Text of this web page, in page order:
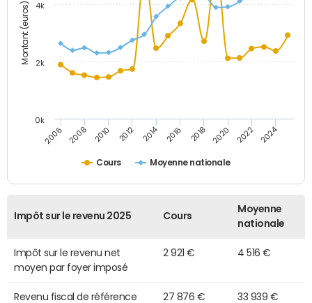
Montant (euros)
Cours Moyenne nationale
2006 2008 2010 2012 2014 2016 2018 2020 2022 2024
0k
2k
4k
Impôt sur le revenu 2025 Cours
Moyenne
nationale
Impôt sur le revenu net
moyen par foyer imposé
2 921 € 4 516 €
Revenu fiscal de référence
27 876 € 33 939 €